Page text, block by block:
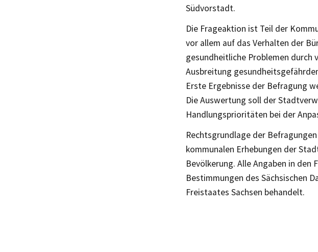
Südvorstadt.
Die Frageaktion ist Teil der
vor allem auf das Verhalten der
gesundheitliche Problemen
Ausbreitung
Erste Ergebnisse der Befragung
Die Auswertung soll der
Handlungsprioritäten bei der
Rechtsgrundlage der
kommunalen Erhebungen der
Bevölkerung. Alle Angaben in
Bestimmungen des Sächsischen
Freistaates Sachsen behandelt.